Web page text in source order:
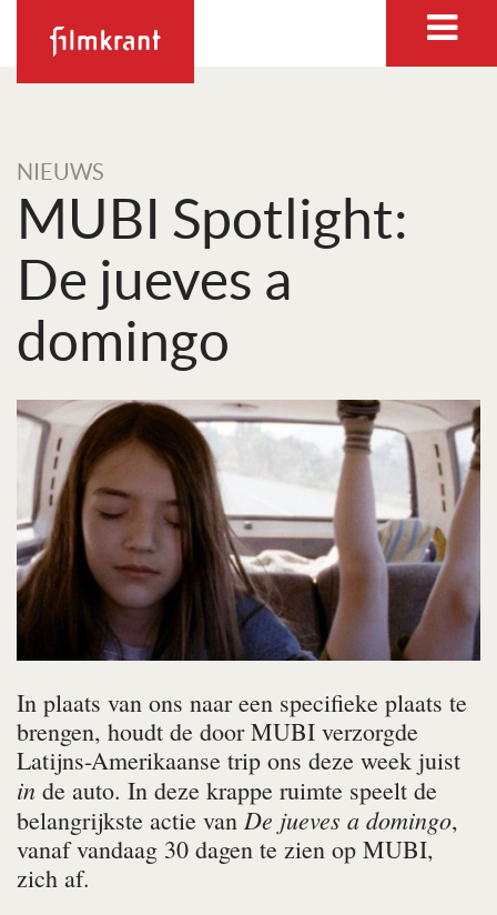
NIEUWS
MUBI Spotlight:
De jueves a
domingo
In plaats van ons naar een specifieke plaats te
brengen, houdt de door MUBI verzorgde
Latijns-Amerikaanse trip ons deze week juist
in de auto. In deze krappe ruimte speelt de
belangrijkste actie van De jueves a domingo,
vanaf vandaag 30 dagen te zien op MUBI,
zich af.